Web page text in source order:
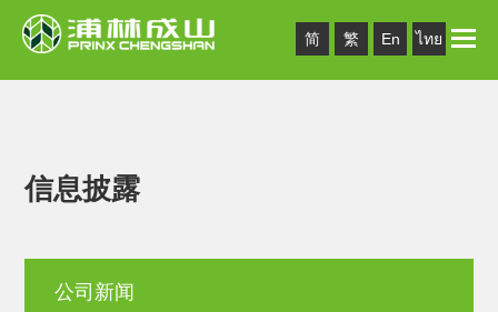
简 繁 En ไทย Toggle
信息披露
公司新闻